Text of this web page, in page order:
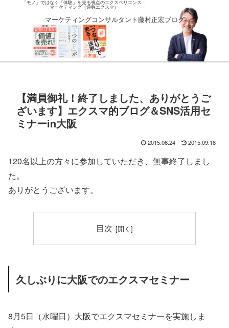
「モノ」ではなく「体験」を売る視点のエクスペリエンス・
マーケティング（通称エクスマ）
マーケティングコンサルタント藤村正宏ブログ
【満員御礼！終了しました、ありがとうご
ざいます】エクスマ的ブログ＆SNS活用セ
ミナーin大阪
2015.06.24 2015.09.18
120名以上の方々に参加していただき、無事終了しまし
た。
ありがとうございます。
目次
久しぶりに大阪でのエクスマセミナー
8月5日（水曜日）大阪でエクスマセミナーを実施しま